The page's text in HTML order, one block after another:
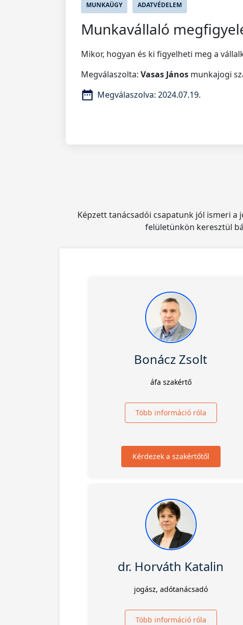
MUNKAÜGY ADATVÉDELEM
Munkavállaló
Mikor, hogyan és ki figyelheti meg a
Megválaszolta: Vasas János munkajogi
Megválaszolva: 2024.07.19.
Képzett tanácsadói csapatunk jól ismeri a
felületünkön keresztül
Bonácz Zsolt
áfa szakértő
Több információ róla
Kérdezek a szakértőtől
dr. Horváth Katalin
jogász, adótanácsadó
Több információ róla